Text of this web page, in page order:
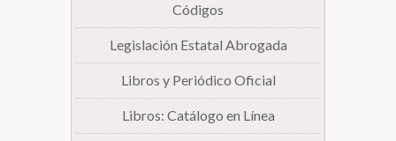
Códigos
Legislación Estatal Abrogada
Libros y Periódico Oficial
Libros: Catálogo en Línea